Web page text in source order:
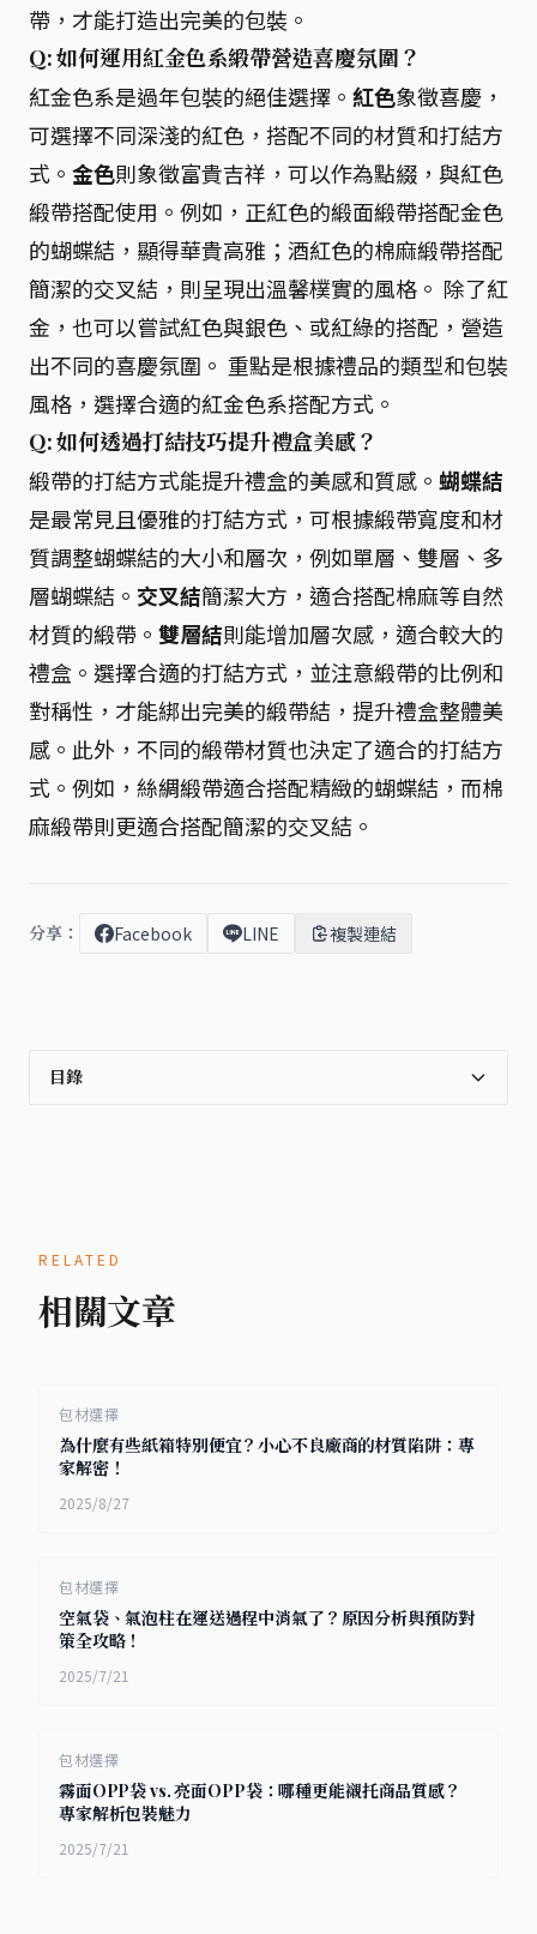
帶，才能打造出完美的包裝。
Q: 如何運用紅金色系緞帶營造喜慶氛圍？
紅金色系是過年包裝的絕佳選擇。 紅色象徵喜慶，
可選擇不同深淺的紅色，搭配不同的材質和打結方
式。 金色則象徵富貴吉祥，可以作為點綴，與紅色
緞帶搭配使用。例如，正紅色的緞面緞帶搭配金色
的蝴蝶結，顯得華貴高雅；酒紅色的棉麻緞帶搭配
簡潔的交叉結，則呈現出溫馨樸實的風格。 除了紅
金，也可以嘗試紅色與銀色、或紅綠的搭配，營造
出不同的喜慶氛圍。 重點是根據禮品的類型和包裝
風格，選擇合適的紅金色系搭配方式。
Q: 如何透過打結技巧提升禮盒美感？
緞帶的打結方式能提升禮盒的美感和質感。 蝴蝶結
是最常見且優雅的打結方式，可根據緞帶寬度和材
質調整蝴蝶結的大小和層次，例如單層、雙層、多
層蝴蝶結。 交叉結簡潔大方，適合搭配棉麻等自然
材質的緞帶。 雙層結則能增加層次感，適合較大的
禮盒。選擇合適的打結方式，並注意緞帶的比例和
對稱性，才能綁出完美的緞帶結，提升禮盒整體美
感。此外，不同的緞帶材質也決定了適合的打結方
式。例如，絲綢緞帶適合搭配精緻的蝴蝶結，而棉
麻緞帶則更適合搭配簡潔的交叉結。
分享： Facebook LINE 複製連結
目錄
RELATED
相關文章
包材選擇
為什麼有些紙箱特別便宜？小心不良廠商的材質陷阱：專
家解密！
2025/8/27
包材選擇
空氣袋、氣泡柱在運送過程中消氣了？原因分析與預防對
策全攻略！
2025/7/21
包材選擇
霧面OPP袋 vs. 亮面OPP袋：哪種更能襯托商品質感？
專家解析包裝魅力
2025/7/21